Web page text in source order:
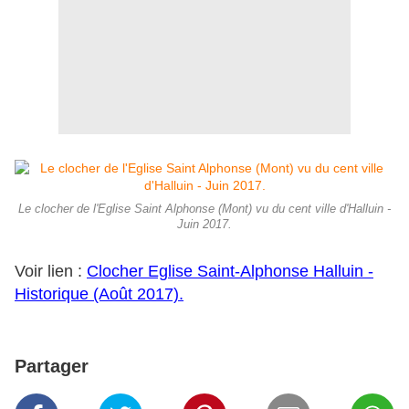
Le clocher de l'Eglise Saint Alphonse (Mont) vu du cent ville d'Halluin -
Juin 2017.
Voir lien : Clocher Eglise Saint-Alphonse Halluin -
Historique (Août 2017).
Partager